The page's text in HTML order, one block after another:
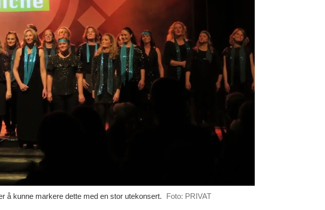
å kunne markere dette med en stor utekonsert. Foto: PRIVAT